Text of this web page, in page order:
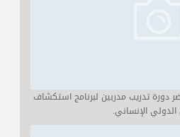
دورة تدريب مدربين لبرنامج استكشاف
الدولي الإنساني.